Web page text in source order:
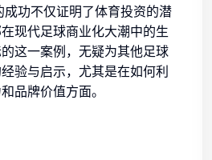
成功不仅证明了体育投资的潜
现代足球商业化大潮中的生
这一案例，无疑为其他足球
验与启示，尤其是在如何利
品牌价值方面。